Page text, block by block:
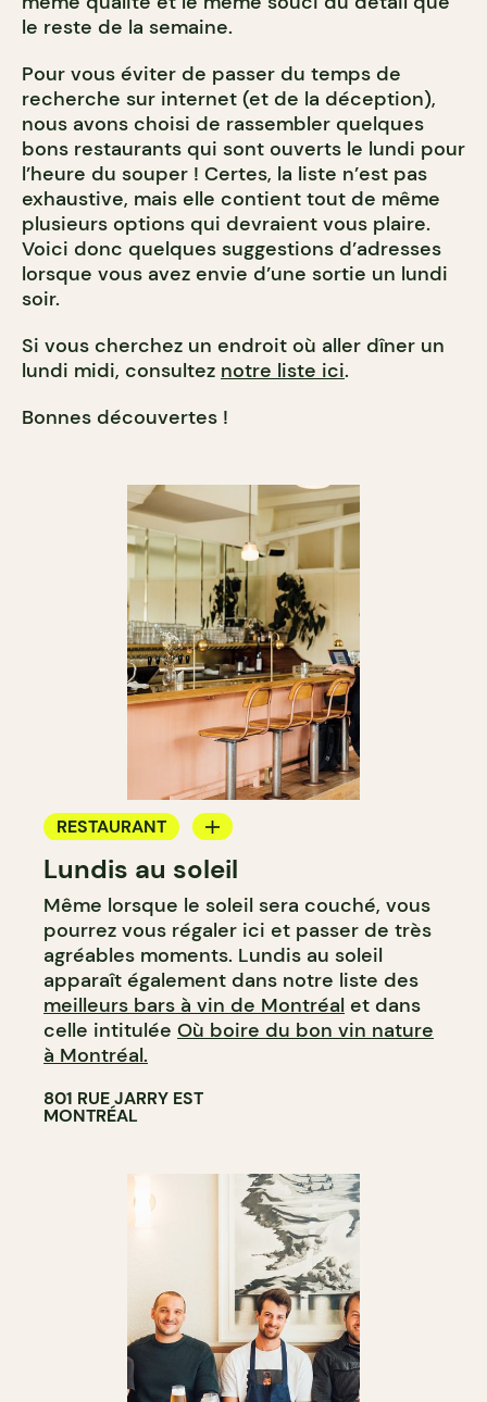
le reste de la semaine.
Pour vous éviter de passer du temps de
recherche sur internet (et de la déception),
nous avons choisi de rassembler quelques
bons restaurants qui sont ouverts le lundi pour
l’heure du souper ! Certes, la liste n’est pas
exhaustive, mais elle contient tout de même
plusieurs options qui devraient vous plaire.
Voici donc quelques suggestions d’adresses
lorsque vous avez envie d’une sortie un lundi
soir.
Si vous cherchez un endroit où aller dîner un
lundi midi, consultez notre liste ici.
Bonnes découvertes !
RESTAURANT
BAR À VIN
Lundis au soleil
Même lorsque le soleil sera couché, vous
pourrez vous régaler ici et passer de très
agréables moments. Lundis au soleil
apparaît également dans notre liste des
meilleurs bars à vin de Montréal et dans
celle intitulée Où boire du bon vin nature
à Montréal.
801 RUE JARRY EST
MONTRÉAL